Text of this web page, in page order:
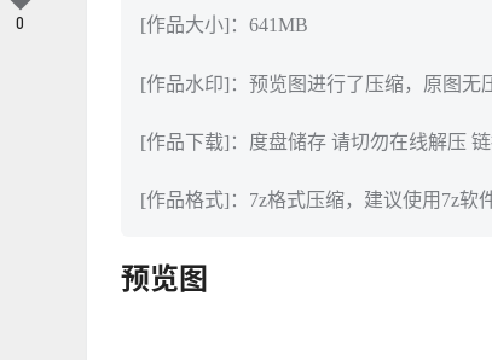
[作品大小]：641MB
[作品水印]：预览图进行了压缩，原图无
[作品下载]：度盘储存 请切勿在线解压
[作品格式]：7z格式压缩，建议使用7z软
预览图
0